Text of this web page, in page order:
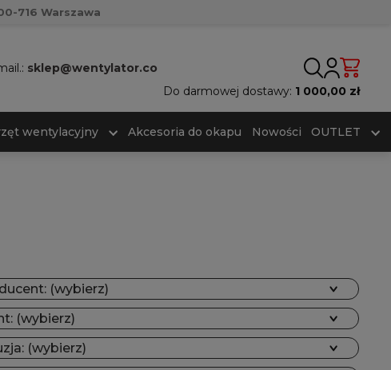
716 Warszawa
sklep@wentylator.co
Do darmowej dostawy: 1 000,00 zł
wentylacyjny Akcesoria do okapu Nowości OUTLET
(wybierz)
(wybierz)
(wybierz)